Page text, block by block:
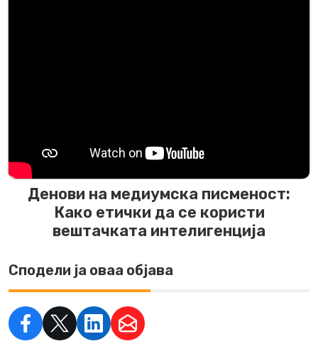
Денови на медиумска писменост:
Како етички да се користи
вештачката интелигенција
Сподели ја оваа објава